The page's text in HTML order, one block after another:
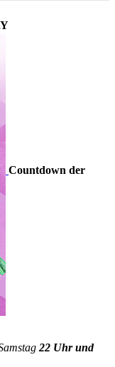
Countdown der
22 Uhr und